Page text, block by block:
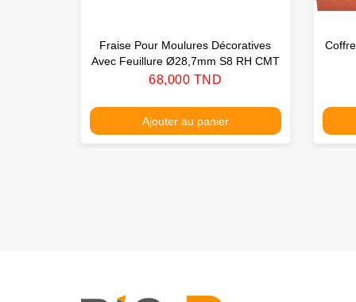
Fraise Pour Moulures Décoratives
Avec Feuillure Ø28,7mm S8 RH CMT
Prix
68,000 TND
Ajouter au panier